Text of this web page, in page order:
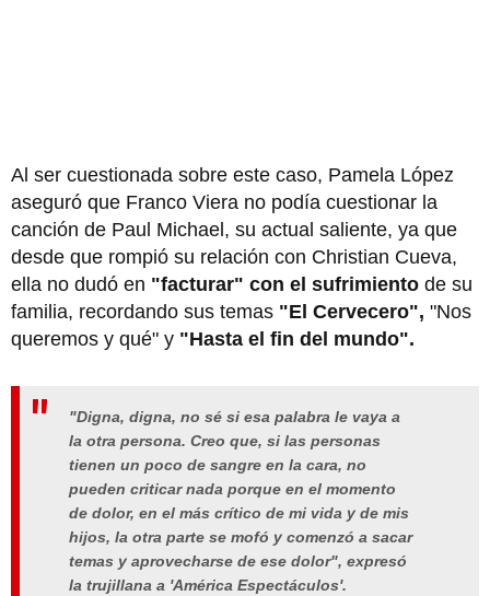
Al ser cuestionada sobre este caso, Pamela López
aseguró que Franco Viera no podía cuestionar la
canción de Paul Michael, su actual saliente, ya que
desde que rompió su relación con Christian Cueva,
ella no dudó en "facturar" con el sufrimiento de su
familia, recordando sus temas "El Cervecero", "Nos
queremos y qué" y "Hasta el fin del mundo".
"Digna, digna, no sé si esa palabra le vaya a
la otra persona. Creo que, si las personas
tienen un poco de sangre en la cara, no
pueden criticar nada porque en el momento
de dolor, en el más crítico de mi vida y de mis
hijos, la otra parte se mofó y comenzó a sacar
temas y aprovecharse de ese dolor", expresó
la trujillana a 'América Espectáculos'.